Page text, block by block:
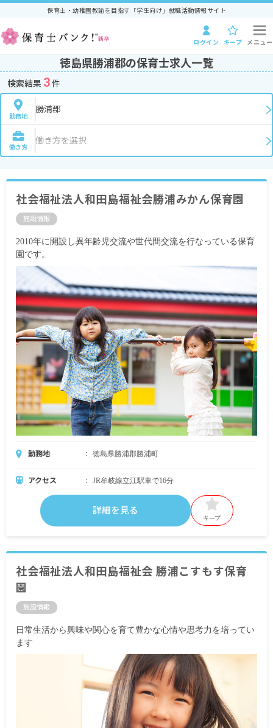
保育士・幼稚園教諭を目指す「学生向け」就職活動情報サイト
ログイン キープ メニュー
徳島県勝浦郡の保育士求人一覧
検索結果 3件
勤務地
勝浦郡
働き方
働き方を選択
社会福祉法人和田島福祉会勝浦みかん保育園
施設情報
2010年に開設し異年齢児交流や世代間交流を行なっている保育
園です。
勤務地 徳島県勝浦郡勝浦町
アクセス JR牟岐線立江駅車で16分
詳細を見る
キープ
社会福祉法人和田島福祉会 勝浦こすもす保育
園
施設情報
日常生活から興味や関心を育て豊かな心情や思考力を培ってい
ます